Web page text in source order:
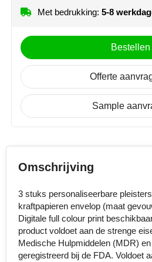
Moleskine
NoStress
Ocean Bottle
Orrefors
Peekay
Philips
Retulp
Senator
Met bedrukking: 5-8
Bestellen
Offerte
Sample
Omschrijving
3 stuks personaliseerbare
kraftpapieren envelop (maat
Digitale full colour print
product voldoet aan de strenge
Medische Hulpmiddelen (MDR)
geregistreerd bij de FDA. Voldoet